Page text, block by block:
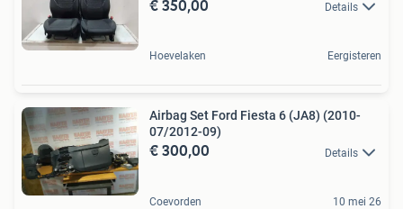
€ 350,00 Details
Hoevelaken Eergisteren
Airbag Set Ford Fiesta 6 (JA8) (2010-
07/2012-09)
€ 300,00 Details
Coevorden 10 mei 26